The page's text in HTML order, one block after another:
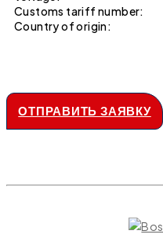
Customs tariff number:
Country of origin:
ОТПРАВИТЬ ЗАЯВКУ